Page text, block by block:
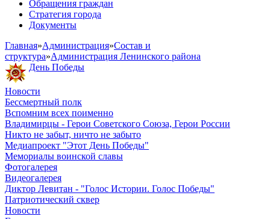
Обращения граждан
Стратегия города
Документы
Главная»Администрация»Состав и
структура»Администрация Ленинского района
День Победы
Новости
Бессмертный полк
Вспомним всех поименно
Владимирцы - Герои Советского Союза, Герои России
Никто не забыт, ничто не забыто
Медиапроект "Этот День Победы"
Мемориалы воинской славы
Фотогалерея
Видеогалерея
Диктор Левитан - "Голос Истории. Голос Победы"
Патриотический сквер
Новости